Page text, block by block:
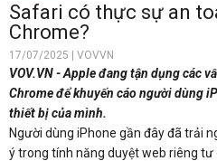
Safari có thực sự an
Chrome?
17/07/2025 | VOVVN
VOV.VN - Apple đang tận dụng các
Chrome để khuyến cáo người dùng
thiết bị của mình.
Người dùng iPhone gần đây đã trải
ý trong tính năng duyệt web riêng